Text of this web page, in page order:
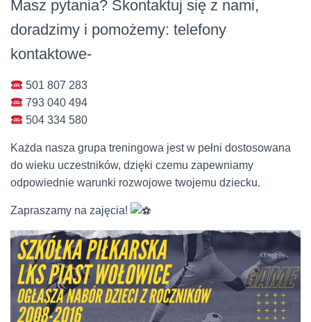
Masz pytania? Skontaktuj się z nami,
doradzimy i pomożemy: telefony
kontaktowe-
501 807 283
793 040 494
504 334 580
Każda nasza grupa treningowa jest w pełni dostosowana
do wieku uczestników, dzięki czemu zapewniamy
odpowiednie warunki rozwojowe twojemu dziecku.
Zapraszamy na zajęcia!